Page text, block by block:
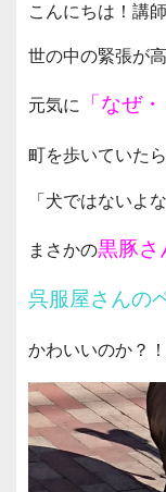
こんにちは！講
世の中の緊張が
元気に 「なぜ
町を歩いていたら
「犬ではないよ
まさかの黒豚さ
呉服屋さんの
かわいいのか？